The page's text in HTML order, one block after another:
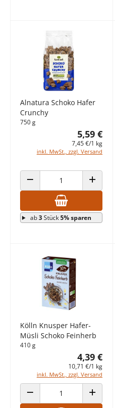
Alnatura Schoko Hafer
Crunchy
750 g
5,59 €
7,45 €/1 kg
inkl. MwSt., zzgl. Versand
ANZAHL VERRINGERN ANZAHL
ab3Stück5% sparen
Kölln Knusper Hafer-
Müsli Schoko Feinherb
410 g
4,39 €
10,71 €/1 kg
inkl. MwSt., zzgl. Versand
ANZAHL VERRINGERN ANZAHL